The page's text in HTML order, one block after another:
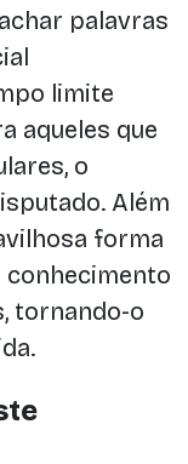
palavras
limite
aqueles que
o
Além
forma
conhecimento
tornando-o